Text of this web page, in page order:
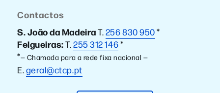
Contactos
S. João da MadeiraT.256 830 950*
Felgueiras:T.255 312 146*
*— Chamada para a rede fixa nacional —
E.geral@ctcp.pt